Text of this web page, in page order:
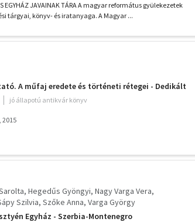
EGYHÁZ JAVAINAK TÁRA A magyar református gyülekezetek
tárgyai, könyv- és iratanyaga. A Magyar ...
A műfaj eredete és történeti rétegei - Dedikált
jó állapotú antikvár könyv
2015
Hegedűs Gyöngyi Nagy Varga Vera
Szilvia Szőke Anna Varga György
Egyház - Szerbia-Montenegro